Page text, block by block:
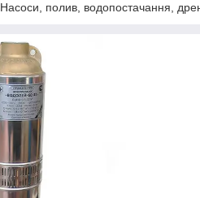
Насоси, полив, водопостачання,